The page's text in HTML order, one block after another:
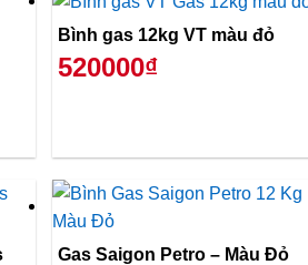
Bình gas 12kg VT màu đỏ
520000₫
Gas Saigon Petro – Màu Đỏ